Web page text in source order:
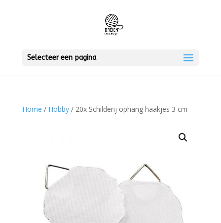
Selecteer een pagina
Home / Hobby/ 20x Schilderij ophang haakjes 3 cm